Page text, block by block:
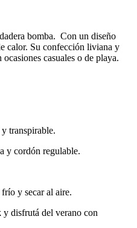
bomba. Con un diseño
calor. Su confección liviana y
casuales o de playa.
transpirable.
y cordón regulable.
y secar al aire.
y disfrutá del verano con